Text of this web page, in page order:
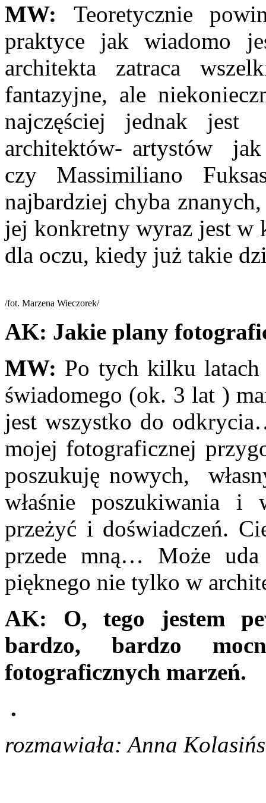
MW: Teoretycznie
praktyce jak wiadomo
architekta zatraca
fantazyjne, ale
najczęściej jednak
architektów- artystów
czy Massimiliano
najbardziej chyba
jej konkretny wyraz jest w
dla oczu, kiedy już takie
/fot. Marzena Wieczorek/
AK: Jakie plany
MW: Po tych kilku latach
świadomego (ok. 3 lat )
jest wszystko do
mojej fotograficznej
poszukuję nowych,
właśnie poszukiwania i
przeżyć i doświadczeń.
przede mną… Może
pięknego nie tylko w
AK: O, tego jestem
bardzo, bardzo
fotograficznych marzeń.
.
rozmawiała: Anna